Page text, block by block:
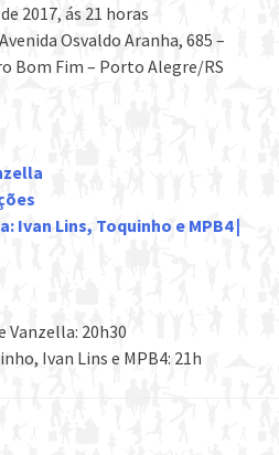
2017, ás 21 horas
Osvaldo Aranha, 685 –
Bom Fim – Porto Alegre/RS
Ivan Lins, Toquinho e MPB4 |
Vanzella: 20h30
Ivan Lins e MPB4: 21h